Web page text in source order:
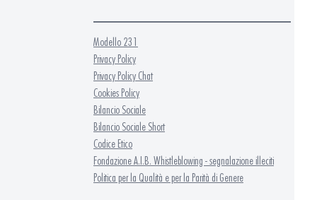
Modello 231
Privacy Policy
Privacy Policy Chat
Cookies Policy
Bilancio Sociale
Bilancio Sociale Short
Codice Etico
Fondazione A.I.B. Whistleblowing - segnalazione illeciti
Politica per la Qualità e per la Parità di Genere